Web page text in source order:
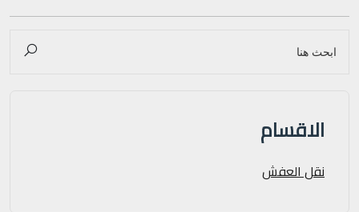
الاقسام
نقل العفش